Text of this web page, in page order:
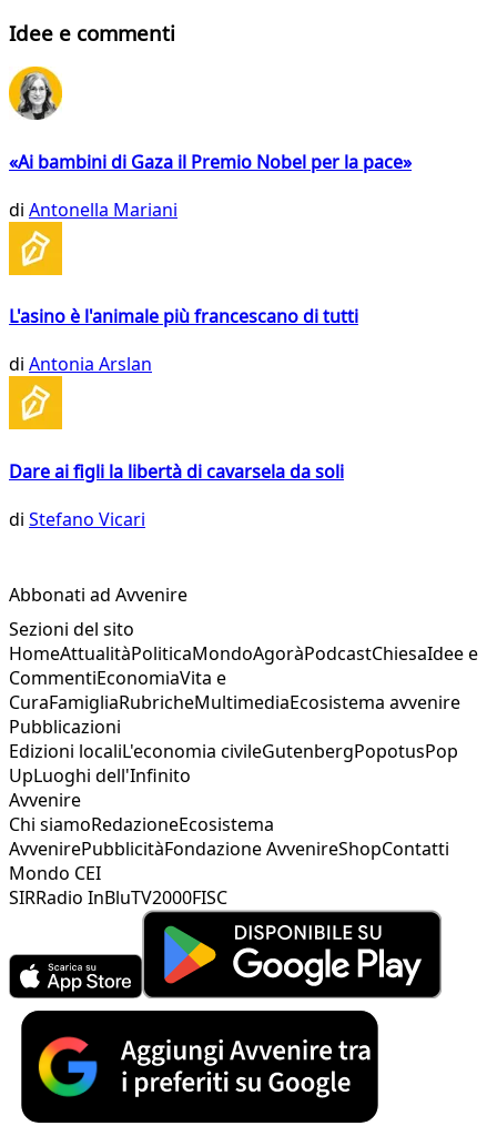
Idee e commenti
«Ai bambini di Gaza il Premio Nobel per la pace»
di Antonella Mariani
L'asino è l'animale più francescano di tutti
di Antonia Arslan
Dare ai figli la libertà di cavarsela da soli
di Stefano Vicari
Abbonati ad Avvenire
Sezioni del sito
HomeAttualitàPoliticaMondoAgoràPodcastChiesaIdee e
CommentiEconomiaVita e
CuraFamigliaRubricheMultimediaEcosistema avvenire
Pubblicazioni
Edizioni localiL'economia civileGutenbergPopotusPop
UpLuoghi dell'Infinito
Avvenire
Chi siamoRedazioneEcosistema
AvvenirePubblicitàFondazione AvvenireShopContatti
Mondo CEI
SIRRadio InBluTV2000FISC